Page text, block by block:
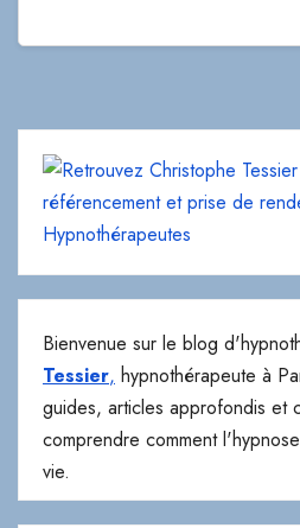
Bienvenue sur le blog
Tessier, hypnothérapeute à
guides, articles approfondis et
comprendre comment
vie.